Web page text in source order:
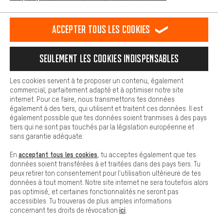
RÉSILIER LE CONTRAT Communauté d'Aix-la-Chapelle
Programme d'affiliation Mentions Légales Protection des données
Conditions générales de vente Plateforme d'Alerte
Reprise des batteries Corepile Paramètres de cookies
Modifier le contraste
Tous les prix s'entendent en euros (MwSt hors) plus les
frais de portpour la livraison versÉtats-Unis.
est plus confortable. Avec les cookies de confort, nous
Nous pouvons ainsi mettre à ta disposition d'autres contenus et
informations utiles. De plus, tu as la possibilité d'utiliser des
facilement les bons produits. Par exemple, nous proposons une
facilement aux questions.
Cookies de base
Les cookies de base garantissent que tu puisses utiliser les
fonctions de notre site web.
Accepter tous les cookies
Seulement les cookies indispensables
Les cookies servent à te proposer un contenu, également
commercial, parfaitement adapté et à optimiser notre site
internet. Pour ce faire, nous transmettons tes données
également à des tiers, qui utilisent et traitent ces données. Il est
également possible que tes données soient tranmises à des pays
tiers qui ne sont pas touchés par la législation européenne et
sans garantie adéquate.
En acceptant tous les cookies , tu acceptes également que tes
données soient transférées à et traitées dans des pays tiers. Tu
peux retirer ton consentement pour l'utilisation ultérieure de tes
données à tout moment. Notre site internet ne sera toutefois alors
pas optimisé, et certaines fonctionnalités ne seront pas
accessibles. Tu trouveras de plus amples informations
concernant tes droits de révocation ici